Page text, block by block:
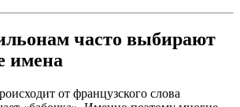
часто выбирают
имена
от французского слова